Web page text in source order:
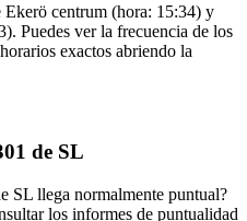
Ekerö centrum (hora: 15:34) y
Puedes ver la frecuencia de los
exactos abriendo la
de SL
SL llega normalmente puntual?
los informes de puntualidad